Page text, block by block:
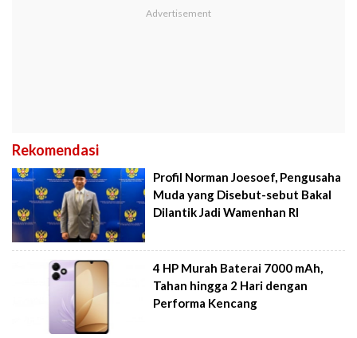
Rekomendasi
Profil Norman Joesoef, Pengusaha
Muda yang Disebut-sebut Bakal
Dilantik Jadi Wamenhan RI
4 HP Murah Baterai 7000 mAh,
Tahan hingga 2 Hari dengan
Performa Kencang